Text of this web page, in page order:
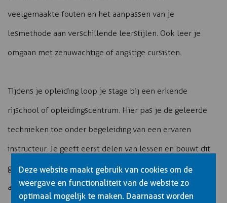
veelgemaakte fouten en het aanpassen van je
lesmethode aan verschillende leerstijlen. Ook leer je
omgaan met zenuwachtige of angstige cursisten.
Tijdens je opleiding loop je stage bij een erkende
rijschool of opleidingscentrum. Hier pas je de geleerde
technieken toe onder begeleiding van een ervaren
instructeur. Je geeft eerst delen van lessen en bouwt dit
geleidelijk uit tot complete lessen. Na succesvolle
afronding van alle modules en examens ontvang je je
Deze website maakt gebruik van cookies om de
weergave en functionaliteit van de website zo
optimaal mogelijk te maken. Daarnaast worden